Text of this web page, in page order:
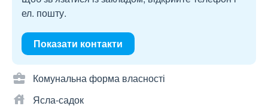
ел. пошту.
Показати контакти
Комунальна форма власності
Ясла-садок